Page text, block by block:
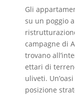
Gli
su un poggio
campagne di
trovano
ettari di
uliveti.
posizione